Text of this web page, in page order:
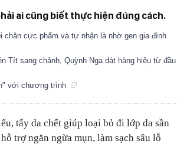
ai cũng biết thực hiện đúng cách.
chân cực phẩm và tự nhận là nhờ gen gia đình
Tít sang chảnh, Quỳnh Nga dát hàng hiệu từ đầu
với chương trình
tẩy da chết giúp loại bỏ đi lớp da sần
trợ ngăn ngừa mụn, làm sạch sâu lỗ